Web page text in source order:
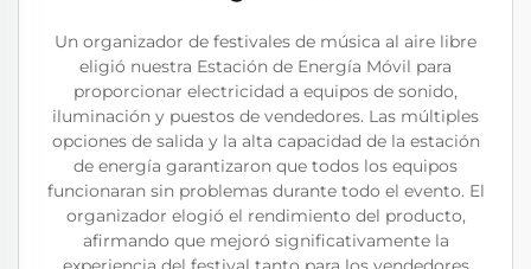
Un organizador de festivales de música al aire libre
eligió nuestra Estación de Energía Móvil para
proporcionar electricidad a equipos de sonido,
iluminación y puestos de vendedores. Las múltiples
opciones de salida y la alta capacidad de la estación
de energía garantizaron que todos los equipos
funcionaran sin problemas durante todo el evento. El
organizador elogió el rendimiento del producto,
afirmando que mejoró significativamente la